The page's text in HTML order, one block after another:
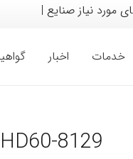
مورد نیاز صنایع مختلف خ
خدمات اخبار
8129